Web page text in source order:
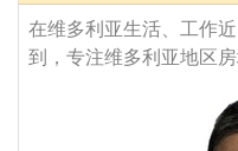
在维多利亚生活、工作
到，专注维多利亚地区房